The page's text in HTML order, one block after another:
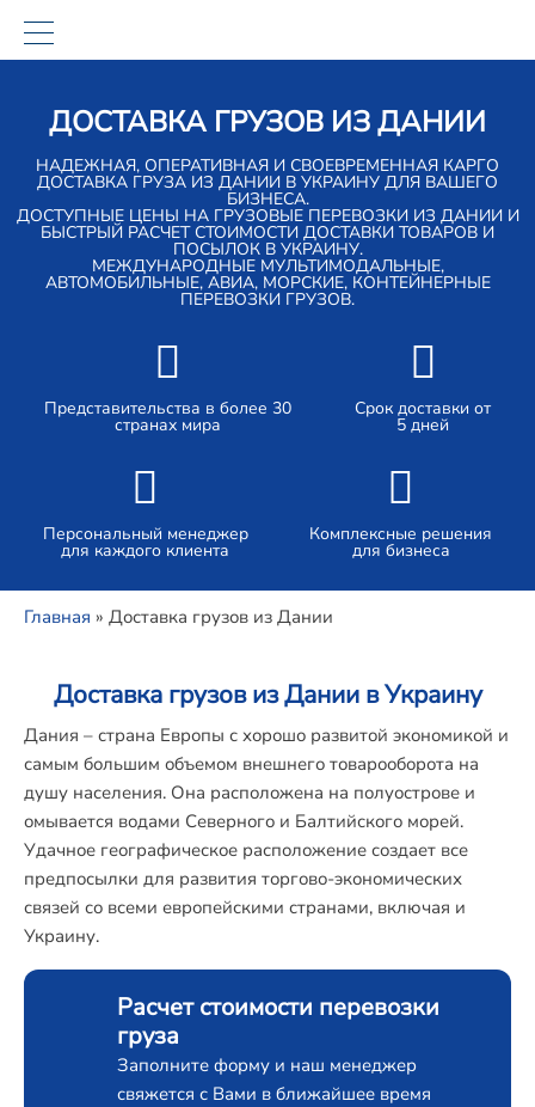
ДОСТАВКА ГРУЗОВ ИЗ ДАНИИ
НАДЕЖНАЯ, ОПЕРАТИВНАЯ И СВОЕВРЕМЕННАЯ КАРГО
ДОСТАВКА ГРУЗА ИЗ ДАНИИ В УКРАИНУ ДЛЯ ВАШЕГО
БИЗНЕСА.
ДОСТУПНЫЕ ЦЕНЫ НА ГРУЗОВЫЕ ПЕРЕВОЗКИ ИЗ ДАНИИ И
БЫСТРЫЙ РАСЧЕТ СТОИМОСТИ ДОСТАВКИ ТОВАРОВ И
ПОСЫЛОК В УКРАИНУ.
МЕЖДУНАРОДНЫЕ МУЛЬТИМОДАЛЬНЫЕ,
АВТОМОБИЛЬНЫЕ, АВИА, МОРСКИЕ, КОНТЕЙНЕРНЫЕ
ПЕРЕВОЗКИ ГРУЗОВ.
Представительства в более 30
странах мира
Срок доставки от
5 дней
Персональный менеджер
для каждого клиента
Комплексные решения
для бизнеса
Главная » Доставка грузов из Дании
Доставка грузов из Дании в Украину
Дания – страна Европы с хорошо развитой экономикой и
самым большим объемом внешнего товарооборота на
душу населения. Она расположена на полуострове и
омывается водами Северного и Балтийского морей.
Удачное географическое расположение создает все
предпосылки для развития торгово-экономических
связей со всеми европейскими странами, включая и
Украину.
Расчет стоимости перевозки
груза
Заполните форму и наш менеджер
свяжется с Вами в ближайшее время